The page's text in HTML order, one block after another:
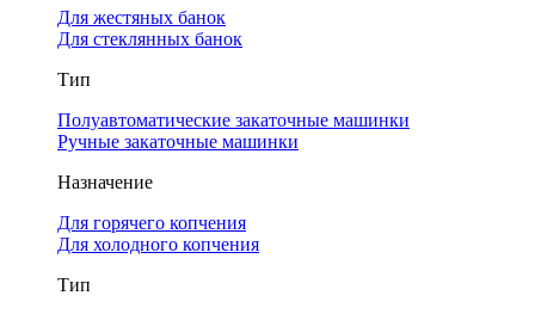
Для жестяных банок
Для стеклянных банок
Тип
Полуавтоматические закаточные машинки
Ручные закаточные машинки
Назначение
Для горячего копчения
Для холодного копчения
Тип